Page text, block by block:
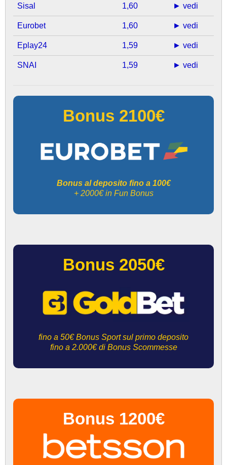
Sisal 1,60 ► vedi
Eurobet 1,60 ► vedi
Eplay24 1,59 ► vedi
SNAI 1,59 ► vedi
Bonus 2100€
Bonus al deposito fino a 100€
+ 2000€ in Fun Bonus
Bonus 2050€
fino a 50€ Bonus Sport sul primo deposito
fino a 2.000€ di Bonus Scommesse
Bonus 1200€